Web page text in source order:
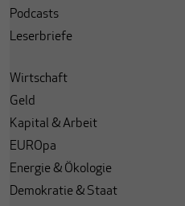
Podcasts
Leserbriefe
Wirtschaft
Geld
Kapital & Arbeit
EUROpa
Energie & Ökologie
Demokratie & Staat